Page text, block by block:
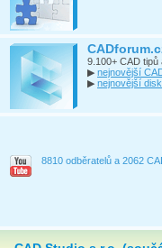
9.100+ CAD
▶ nejnovější
▶ nejnovější
8810 odběratelů a 2062